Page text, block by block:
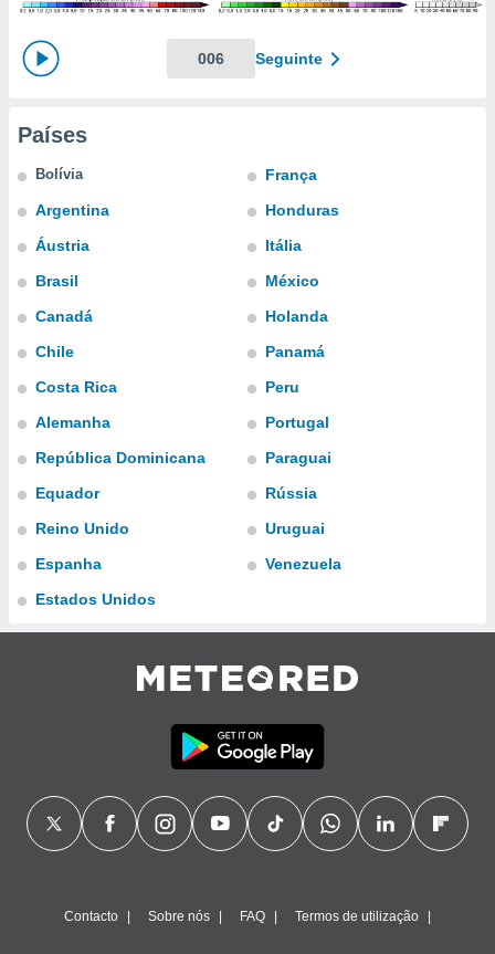
ou
permite-
a nossa
de alta
botão
ao
a
ou
o
como
lhe
e
com
nossa
CONFIGURAÇÕES
006 Seguinte
Países
Bolívia
Argentina
Áustria
Brasil
Canadá
Chile
Costa Rica
Alemanha
República Dominicana
Equador
Reino Unido
Espanha
Estados Unidos
França
Honduras
Itália
México
Holanda
Panamá
Peru
Portugal
Paraguai
Rússia
Uruguai
Venezuela
Contacto Sobre nós FAQ Termos de utilização